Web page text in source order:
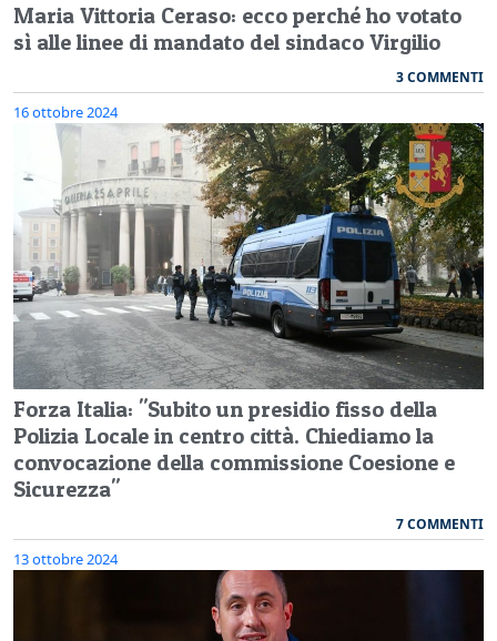
Maria Vittoria Ceraso: ecco perché ho votato
sì alle linee di mandato del sindaco Virgilio
3 COMMENTI
16 ottobre 2024
Forza Italia: "Subito un presidio fisso della
Polizia Locale in centro città. Chiediamo la
convocazione della commissione Coesione e
Sicurezza"
7 COMMENTI
13 ottobre 2024